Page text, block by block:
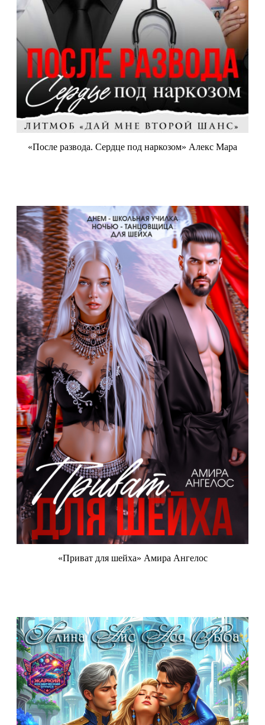
«После развода. Сердце под наркозом» Алекс Мара
«Приват для шейха» Амира Ангелос